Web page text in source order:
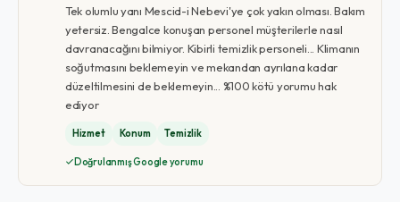
Tek olumlu yanı Mescid-i Nebevi'ye çok yakın olması. Bakım
yetersiz. Bengalce konuşan personel müşterilerle nasıl
davranacağını bilmiyor. Kibirli temizlik personeli... Klimanın
soğutmasını beklemeyin ve mekandan ayrılana kadar
düzeltilmesini de beklemeyin... %100 kötü yorumu hak
ediyor
Hizmet Konum Temizlik
Doğrulanmış Google yorumu